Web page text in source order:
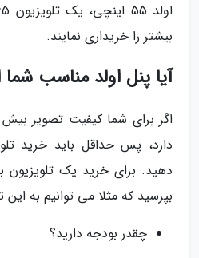
بیشتر را خریداری نمایند.
آیا پنل اولد مناسب
اگر برای شما کیفیت تصویر
دارد، پس حداقل باید خرید
دهید. برای خرید یک تلویزیون
بپرسید که مثلا می توانیم به این
چقدر بودجه دارید؟